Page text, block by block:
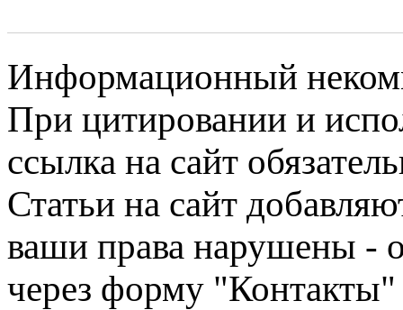
Информационный
При цитировании и
ссылка на сайт
Статьи на сайт
ваши права нарушены -
через форму "Контакты"